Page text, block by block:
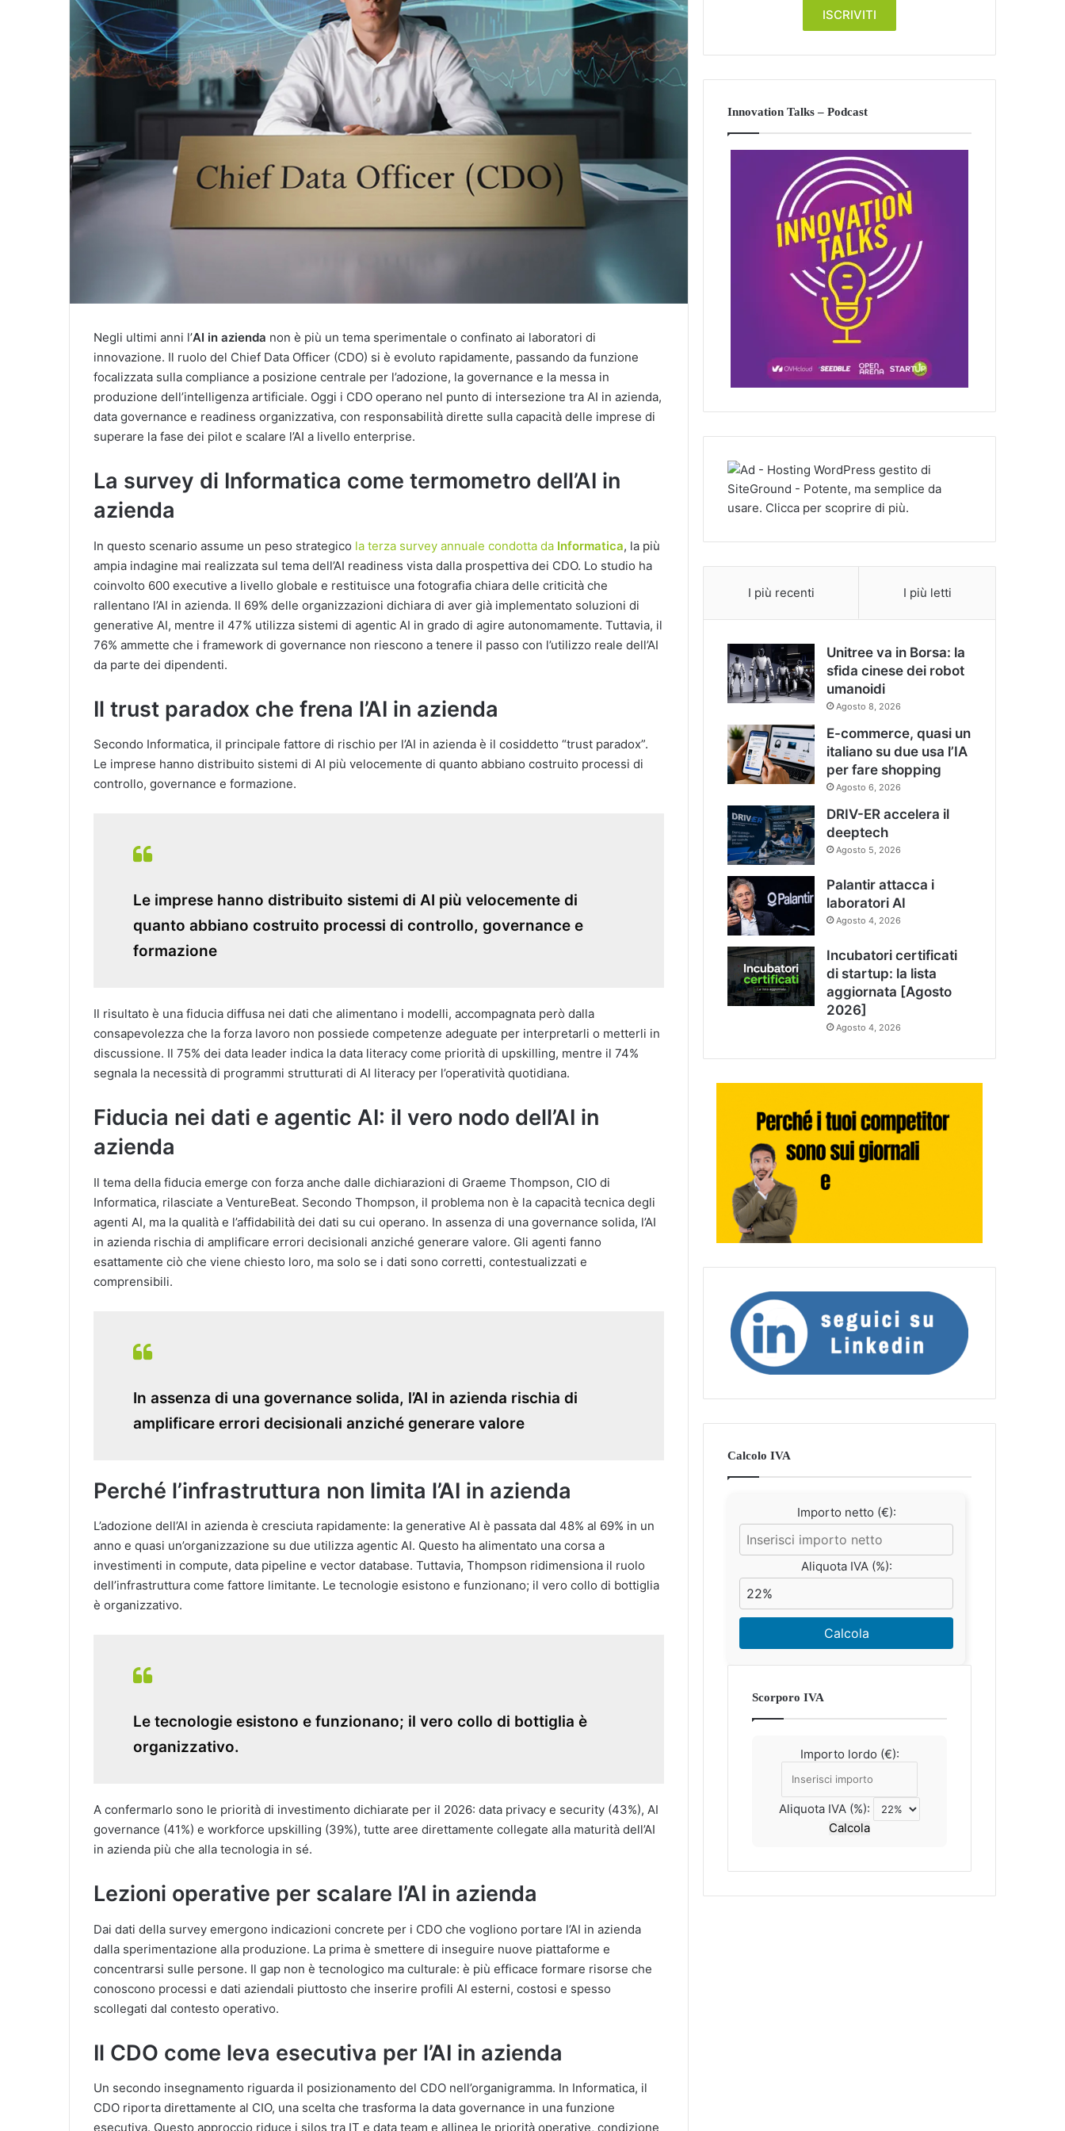
Negli ultimi anni l’AI in azienda non è più un tema sperimentale o confinato ai laboratori di
innovazione. Il ruolo del Chief Data Officer (CDO) si è evoluto rapidamente, passando da funzione
focalizzata sulla compliance a posizione centrale per l’adozione, la governance e la messa in
produzione dell’intelligenza artificiale. Oggi i CDO operano nel punto di intersezione tra AI in azienda,
data governance e readiness organizzativa, con responsabilità dirette sulla capacità delle imprese di
superare la fase dei pilot e scalare l’AI a livello enterprise.
La survey di Informatica come termometro dell’AI in
azienda
In questo scenario assume un peso strategico la terza survey annuale condotta da Informatica, la più
ampia indagine mai realizzata sul tema dell’AI readiness vista dalla prospettiva dei CDO. Lo studio ha
coinvolto 600 executive a livello globale e restituisce una fotografia chiara delle criticità che
rallentano l’AI in azienda. Il 69% delle organizzazioni dichiara di aver già implementato soluzioni di
generative AI, mentre il 47% utilizza sistemi di agentic AI in grado di agire autonomamente. Tuttavia, il
76% ammette che i framework di governance non riescono a tenere il passo con l’utilizzo reale dell’AI
da parte dei dipendenti.
Il trust paradox che frena l’AI in azienda
Secondo Informatica, il principale fattore di rischio per l’AI in azienda è il cosiddetto “trust paradox”.
Le imprese hanno distribuito sistemi di AI più velocemente di quanto abbiano costruito processi di
controllo, governance e formazione.
Le imprese hanno distribuito sistemi di AI più velocemente di
quanto abbiano costruito processi di controllo, governance e
formazione
Il risultato è una fiducia diffusa nei dati che alimentano i modelli, accompagnata però dalla
consapevolezza che la forza lavoro non possiede competenze adeguate per interpretarli o metterli in
discussione. Il 75% dei data leader indica la data literacy come priorità di upskilling, mentre il 74%
segnala la necessità di programmi strutturati di AI literacy per l’operatività quotidiana.
Fiducia nei dati e agentic AI: il vero nodo dell’AI in
azienda
Il tema della fiducia emerge con forza anche dalle dichiarazioni di Graeme Thompson, CIO di
Informatica, rilasciate a VentureBeat. Secondo Thompson, il problema non è la capacità tecnica degli
agenti AI, ma la qualità e l’affidabilità dei dati su cui operano. In assenza di una governance solida, l’AI
in azienda rischia di amplificare errori decisionali anziché generare valore. Gli agenti fanno
esattamente ciò che viene chiesto loro, ma solo se i dati sono corretti, contestualizzati e
comprensibili.
In assenza di una governance solida, l’AI in azienda rischia di
amplificare errori decisionali anziché generare valore
Perché l’infrastruttura non limita l’AI in azienda
L’adozione dell’AI in azienda è cresciuta rapidamente: la generative AI è passata dal 48% al 69% in un
anno e quasi un’organizzazione su due utilizza agentic AI. Questo ha alimentato una corsa a
investimenti in compute, data pipeline e vector database. Tuttavia, Thompson ridimensiona il ruolo
dell’infrastruttura come fattore limitante. Le tecnologie esistono e funzionano; il vero collo di bottiglia
è organizzativo.
Le tecnologie esistono e funzionano; il vero collo di bottiglia è
organizzativo.
A confermarlo sono le priorità di investimento dichiarate per il 2026: data privacy e security (43%), AI
governance (41%) e workforce upskilling (39%), tutte aree direttamente collegate alla maturità dell’AI
in azienda più che alla tecnologia in sé.
Lezioni operative per scalare l’AI in azienda
Dai dati della survey emergono indicazioni concrete per i CDO che vogliono portare l’AI in azienda
dalla sperimentazione alla produzione. La prima è smettere di inseguire nuove piattaforme e
concentrarsi sulle persone. Il gap non è tecnologico ma culturale: è più efficace formare risorse che
conoscono processi e dati aziendali piuttosto che inserire profili AI esterni, costosi e spesso
scollegati dal contesto operativo.
Il CDO come leva esecutiva per l’AI in azienda
Un secondo insegnamento riguarda il posizionamento del CDO nell’organigramma. In Informatica, il
CDO riporta direttamente al CIO, una scelta che trasforma la data governance in una funzione
esecutiva. Questo approccio riduce i silos tra IT e data team e allinea le priorità operative, condizione
Innovation Talks – Podcast
I più recenti I più letti
Unitree va in Borsa: la
sfida cinese dei robot
umanoidi
Agosto 8, 2026
E-commerce, quasi un
italiano su due usa l’IA
per fare shopping
Agosto 6, 2026
DRIV-ER accelera il
deeptech
Agosto 5, 2026
Palantir attacca i
laboratori AI
Agosto 4, 2026
Incubatori certificati
di startup: la lista
aggiornata [Agosto
2026]
Agosto 4, 2026
Calcolo IVA
Importo netto (€):
Aliquota IVA (%):
Calcola
Scorporo IVA
Importo lordo (€):
Aliquota IVA (%):
Calcola